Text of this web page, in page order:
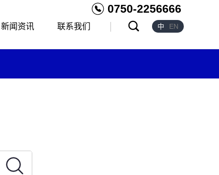
新闻资讯 联系我们 中 EN
0750-2256666